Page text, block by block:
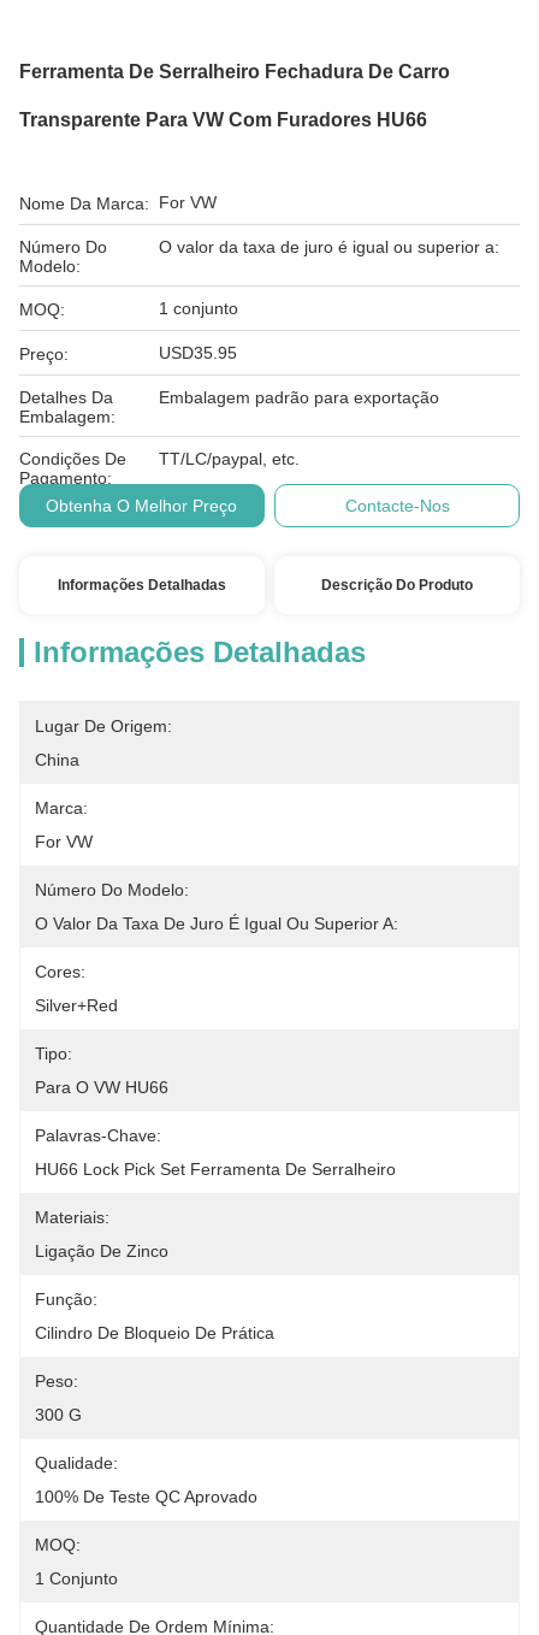
Ferramenta De Serralheiro Fechadura De Carro
Transparente Para VW Com Furadores HU66
Nome Da Marca: For VW
Número Do
Modelo:
O valor da taxa de juro é igual ou superior a:
MOQ: 1 conjunto
Preço: USD35.95
Detalhes Da
Embalagem:
Embalagem padrão para exportação
Condições De
Pagamento:
TT/LC/paypal, etc.
Obtenha O Melhor Preço Contacte-Nos
Informações Detalhadas Descrição Do Produto
Informações Detalhadas
Lugar De Origem:
China
Marca:
For VW
Número Do Modelo:
O Valor Da Taxa De Juro É Igual Ou Superior A:
Cores:
Silver+Red
Tipo:
Para O VW HU66
Palavras-Chave:
HU66 Lock Pick Set Ferramenta De Serralheiro
Materiais:
Ligação De Zinco
Função:
Cilindro De Bloqueio De Prática
Peso:
300 G
Qualidade:
100% De Teste QC Aprovado
MOQ:
1 Conjunto
Quantidade De Ordem Mínima: